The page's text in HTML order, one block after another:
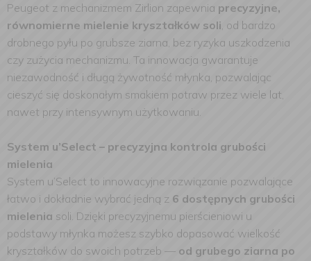
Peugeot z mechanizmem Zirlion zapewnia precyzyjne,
równomierne mielenie kryształków soli, od bardzo
drobnego pyłu po grubsze ziarna, bez ryzyka uszkodzenia
czy zużycia mechanizmu. Ta innowacja gwarantuje
niezawodność i długą żywotność młynka, pozwalając
cieszyć się doskonałym smakiem potraw przez wiele lat,
nawet przy intensywnym użytkowaniu.
System u’Select – precyzyjna kontrola grubości
mielenia
System u’Select to innowacyjne rozwiązanie pozwalające
łatwo i dokładnie wybrać jedną z 6 dostępnych grubości
mielenia soli. Dzięki precyzyjnemu pierścieniowi u
podstawy młynka możesz szybko dopasować wielkość
kryształków do swoich potrzeb — od grubego ziarna po